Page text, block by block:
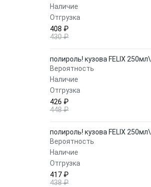
Наличие
Отгрузка
408 ₽
430 ₽
полироль! кузова FELIX 250мл\
Вероятность
Наличие
Отгрузка
426 ₽
448 ₽
полироль! кузова FELIX 250мл\
Вероятность
Наличие
Отгрузка
417 ₽
438 ₽